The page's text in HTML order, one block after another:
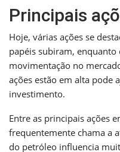
Principais
Hoje, várias ações se
papéis subiram,
movimentação no
ações estão em alta pode
investimento.
Entre as principais ações
frequentemente chama a
do petróleo influencia